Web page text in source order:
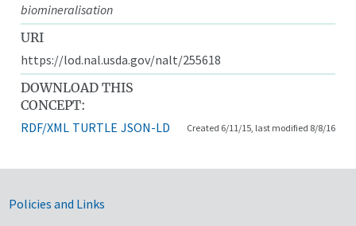
biomineralisation
URI
https://lod.nal.usda.gov/nalt/255618
DOWNLOAD THIS
CONCEPT:
RDF/XML TURTLE JSON-LD Created 6/11/15, last modified 8/8/16
Government Links
Policies and Links